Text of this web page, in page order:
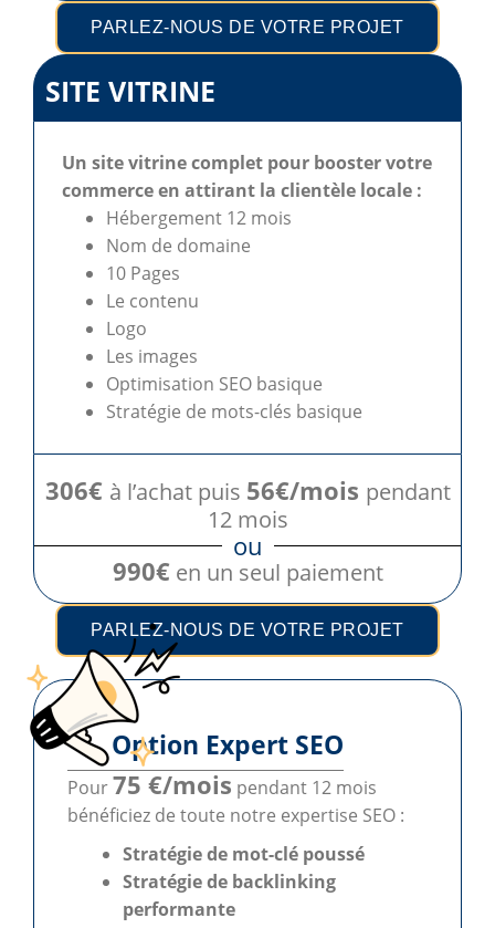
PARLEZ-NOUS DE VOTRE PROJET
SITE VITRINE
Un site vitrine complet pour booster votre
commerce en attirant la clientèle locale :
Hébergement 12 mois
Nom de domaine
10 Pages
Le contenu
Logo
Les images
Optimisation SEO basique
Stratégie de mots-clés basique
306€ à l’achat puis 56€/mois pendant
12 mois
ou
990€ en un seul paiement
PARLEZ-NOUS DE VOTRE PROJET
Option Expert SEO
Pour75 €/mois pendant 12 mois
bénéficiez de toute notre expertise SEO :
Stratégie de mot-clé poussé
Stratégie de backlinking
performante